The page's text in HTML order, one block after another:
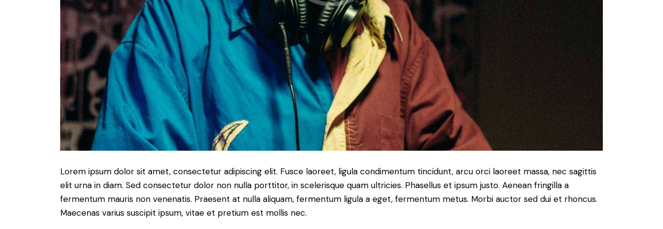
Lorem ipsum dolor sit amet, consectetur adipiscing elit. Fusce laoreet, ligula condimentum tincidunt, arcu orci laoreet massa, nec sagittis
elit urna in diam. Sed consectetur dolor non nulla porttitor, in scelerisque quam ultricies. Phasellus et ipsum justo. Aenean fringilla a
fermentum mauris non venenatis. Praesent at nulla aliquam, fermentum ligula a eget, fermentum metus. Morbi auctor sed dui et rhoncus.
Maecenas varius suscipit ipsum, vitae et pretium est mollis nec.